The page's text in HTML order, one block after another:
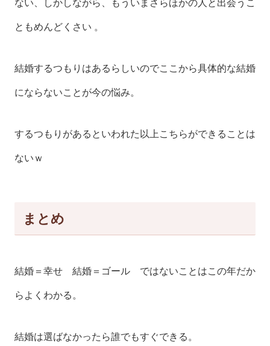
ない、しかしながら、もういまさらほかの人と出会うこ
ともめんどくさい 。
結婚するつもりはあるらしいのでここから具体的な結婚
にならないことが今の悩み。
するつもりがあるといわれた以上こちらができることは
ないｗ
まとめ
結婚＝幸せ 結婚＝ゴール ではないことはこの年だか
らよくわかる。
結婚は選ばなかったら誰でもすぐできる。